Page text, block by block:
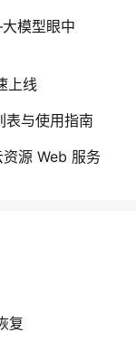
模型眼中
上线
与使用指南
源 Web 服务
复